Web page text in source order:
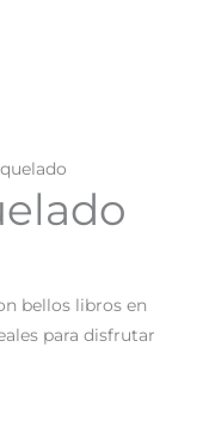
bellos libros en
para disfrutar